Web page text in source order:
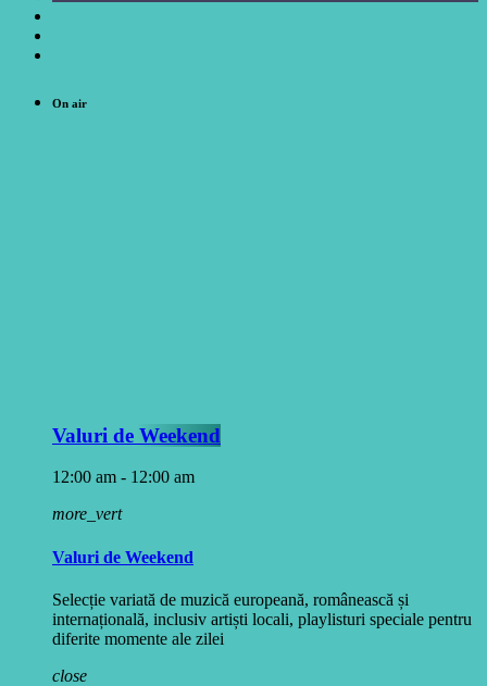
On air
Valuri de Weekend
12:00 am - 12:00 am
more_vert
Valuri de Weekend
Selecție variată de muzică europeană, românească și
internațională, inclusiv artiști locali, playlisturi speciale pentru
diferite momente ale zilei
close